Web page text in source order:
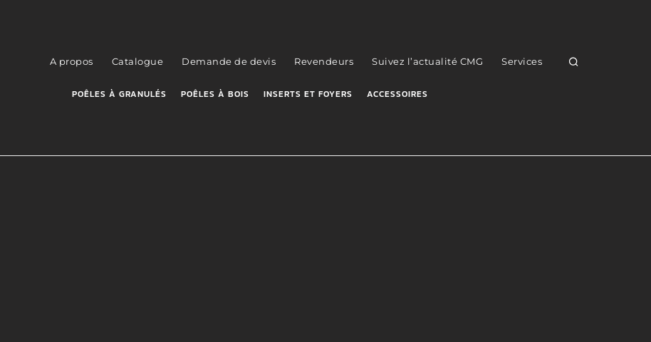
A propos Catalogue Demande de devis Revendeurs Suivez l’actualité CMG Services
POÊLES À GRANULÉS POÊLES À BOIS INSERTS ET FOYERS ACCESSOIRES